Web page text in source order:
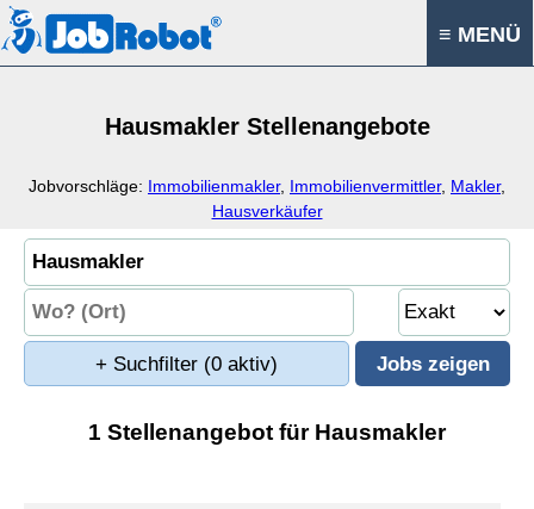
≡ MENÜ
Hausmakler Stellenangebote
Jobvorschläge: Immobilienmakler, Immobilienvermittler, Makler,
Hausverkäufer
+ Suchfilter (0 aktiv)
1 Stellenangebot für Hausmakler